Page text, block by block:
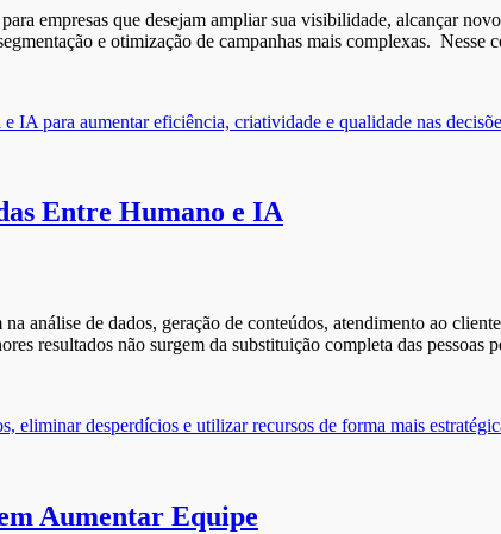
empresas que desejam ampliar sua visibilidade, alcançar
e otimização de campanhas mais complexas.
Entre Humano e IA
análise de dados, geração de conteúdos, atendimento ao
resultados não surgem da substituição completa das
Aumentar Equipe